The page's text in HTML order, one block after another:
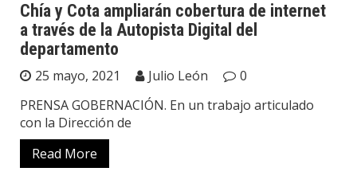
Chía y Cota ampliarán cobertura de internet
a través de la Autopista Digital del
departamento
25 mayo, 2021 Julio León
0
PRENSA GOBERNACIÓN. En un trabajo articulado
con la Dirección de
Read More